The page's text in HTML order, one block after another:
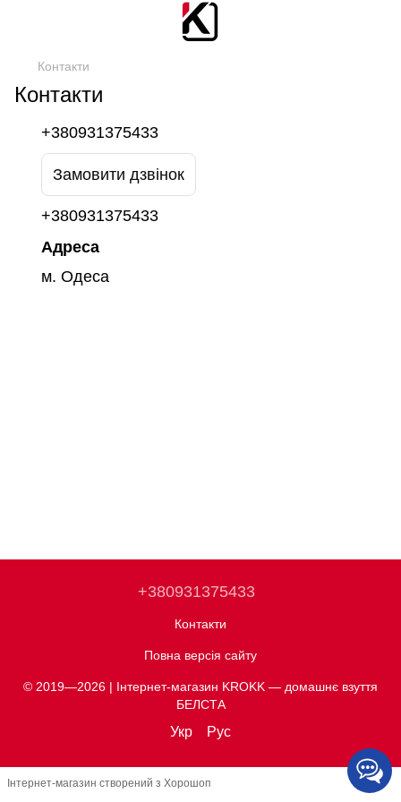
Контакти
Контакти
+380931375433
Замовити дзвінок
+380931375433
Адреса
м. Одеса
+380931375433
Контакти
Повна версія сайту
© 2019—2026 | Інтернет-магазин KROKK — домашнє взуття
БЕЛСТА
Укр Рус
Інтернет-магазин створений з Хорошоп